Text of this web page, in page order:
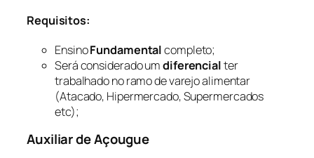
Requisitos:
EnsinoFundamentalcompleto;
Será considerado umdiferencialter
trabalhado no ramo de varejo alimentar
(Atacado, Hipermercado, Supermercados
etc);
Auxiliar de Açougue